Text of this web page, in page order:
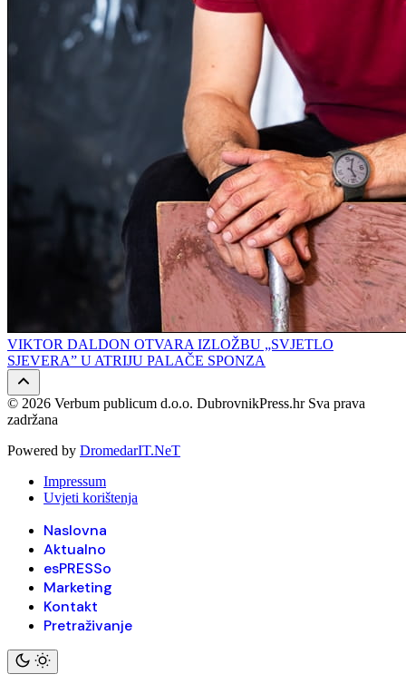
VIKTOR DALDON OTVARA IZLOŽBU „SVJETLO
SJEVERA” U ATRIJU PALAČE SPONZA
© 2026 Verbum publicum d.o.o. DubrovnikPress.hr Sva prava
zadržana
Powered by DromedarIT.NeT
Impressum
Uvjeti korištenja
Naslovna
Aktualno
esPRESSo
Marketing
Kontakt
Pretraživanje